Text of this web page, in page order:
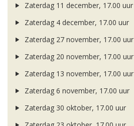
Zaterdag 11 december, 17.00 uur
Zaterdag 4 december, 17.00 uur
Zaterdag 27 november, 17.00 uur
Zaterdag 20 november, 17.00 uur
Zaterdag 13 november, 17.00 uur
Zaterdag 6 november, 17.00 uur
Zaterdag 30 oktober, 17.00 uur